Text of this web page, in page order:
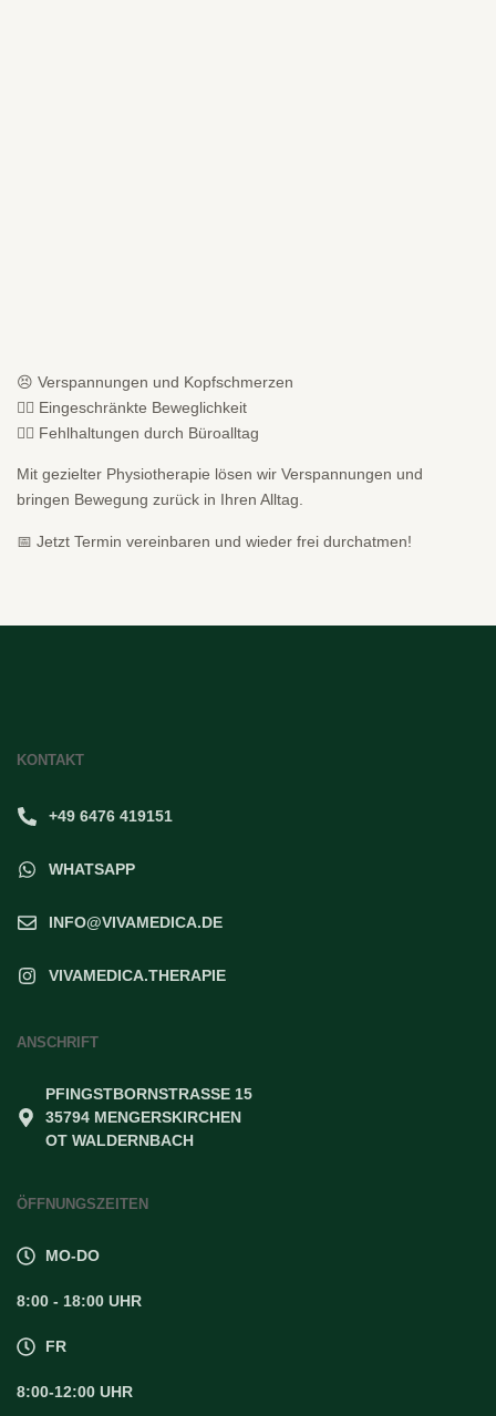
😣 Verspannungen und Kopfschmerzen
💆‍♀️ Eingeschränkte Beweglichkeit
🧘‍♂️ Fehlhaltungen durch Büroalltag
Mit gezielter Physiotherapie lösen wir Verspannungen und
bringen Bewegung zurück in Ihren Alltag.
📅 Jetzt Termin vereinbaren und wieder frei durchatmen!
KONTAKT
+49 6476 419151
WHATSAPP
INFO@VIVAMEDICA.DE
VIVAMEDICA.THERAPIE
ANSCHRIFT
PFINGSTBORNSTRASSE 15
35794 MENGERSKIRCHEN
OT WALDERNBACH
ÖFFNUNGSZEITEN
MO-DO
8:00 - 18:00 UHR
FR
8:00-12:00 UHR